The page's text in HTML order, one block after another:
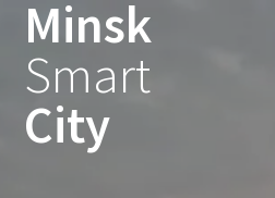
Minsk
Smart
City